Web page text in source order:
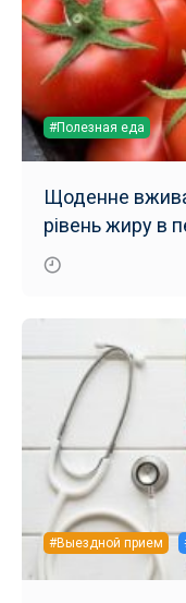
#Полезная еда
Щоденне
рівень жиру в
дослідження
#Выездной прием